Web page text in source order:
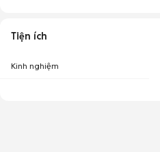
Tiện ích
Kinh nghiệm